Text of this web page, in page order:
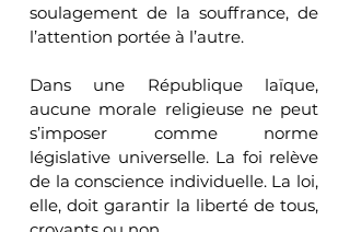
soulagement de la souffrance, de
l’attention portée à l’autre.
Dans une République laïque,
aucune morale religieuse ne peut
s’imposer comme norme
législative universelle. La foi relève
de la conscience individuelle. La loi,
elle, doit garantir la liberté de tous,